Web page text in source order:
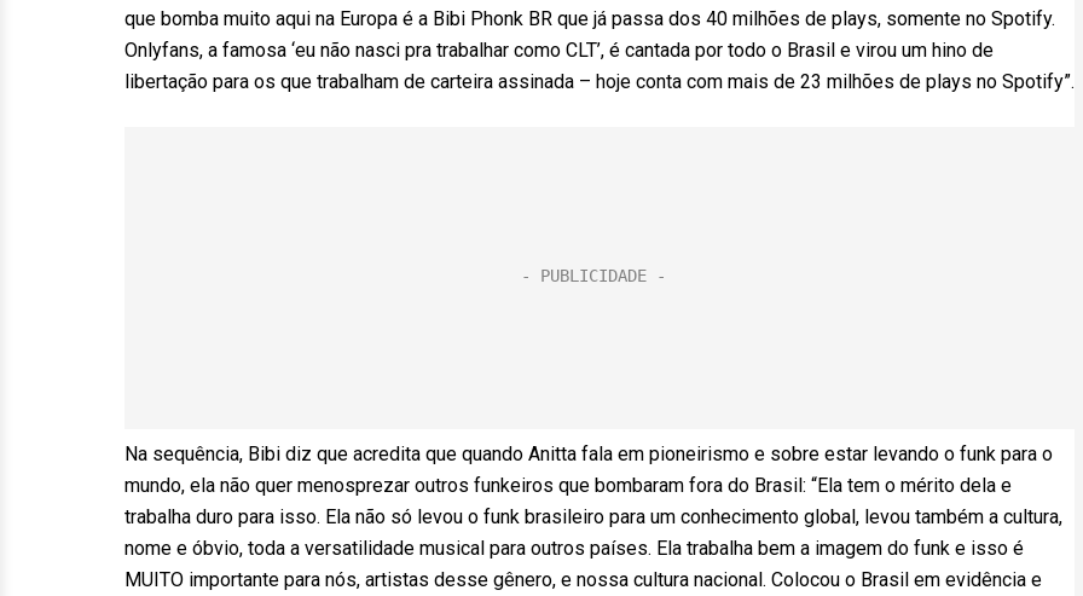
que bomba muito aqui na Europa é a Bibi Phonk BR que já passa dos 40 milhões de plays, somente no Spotify.
Onlyfans, a famosa ‘eu não nasci pra trabalhar como CLT’, é cantada por todo o Brasil e virou um hino de
libertação para os que trabalham de carteira assinada – hoje conta com mais de 23 milhões de plays no Spotify”.
Na sequência, Bibi diz que acredita que quando Anitta fala em pioneirismo e sobre estar levando o funk para o
mundo, ela não quer menosprezar outros funkeiros que bombaram fora do Brasil: “Ela tem o mérito dela e
trabalha duro para isso. Ela não só levou o funk brasileiro para um conhecimento global, levou também a cultura,
nome e óbvio, toda a versatilidade musical para outros países. Ela trabalha bem a imagem do funk e isso é
MUITO importante para nós, artistas desse gênero, e nossa cultura nacional. Colocou o Brasil em evidência e